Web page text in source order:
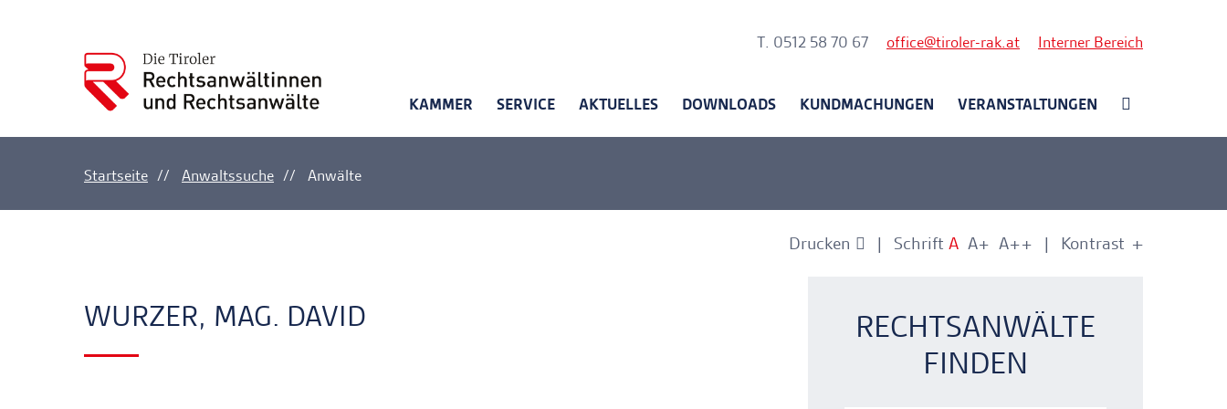
T. 0512 58 70 67 office tiroler-rak.at Interner Bereich
KAMMER SERVICE AKTUELLES DOWNLOADS KUNDMACHUNGEN VERANSTALTUNGEN
Startseite Anwaltssuche Anwälte
Drucken Schrift A A+ A++ Kontrast +
-
WURZER, MAG. DAVID
RECHTSANWÄLTE
FINDEN